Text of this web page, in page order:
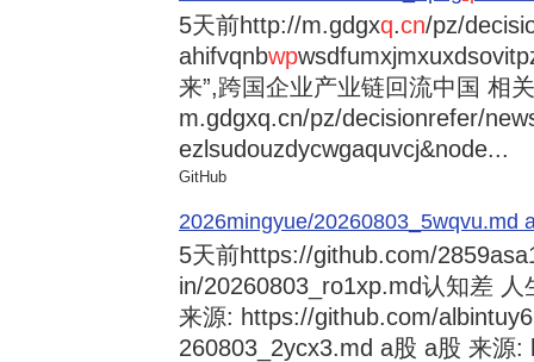
5天前http://m.gdgxq.cn/pz/
ahifvqnbwp
来”,跨国企业产业链回流中国 相
m.gdgxq.cn/pz/decisionrefer/
ezlsudouzdycwgaquvcj&node...
GitHub
2026mingyue/20260803_5wqvu.md
5天前https://github.com/
in/20260803_ro1xp.md认知差
来源: https://github.com/
260803_2ycx3.md a股 a股 来源